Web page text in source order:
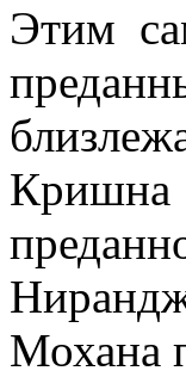
Этим
Мохана